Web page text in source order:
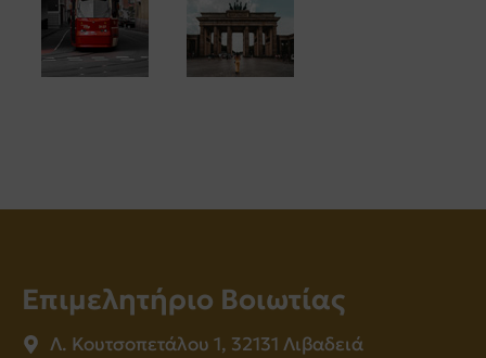
Επιμελητήριο Βοιωτίας
Λ. Κουτσοπετάλου 1, 32131 Λιβαδειά